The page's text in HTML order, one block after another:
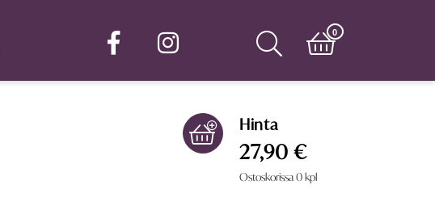
0
Hinta
27,90 €
Ostoskorissa0kpl